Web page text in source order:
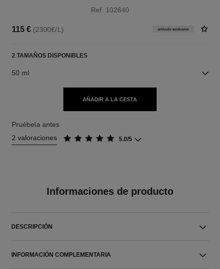
Ref. 102640
115 € (2300€/L) artículo exclusivo
2 TAMAÑOS DISPONIBLES
50 ml
AÑADIR A LA CESTA
Pruébela antes
2 valoraciones
5.0/5
Informaciones de producto
DESCRIPCIÓN
INFORMACIÓN COMPLEMENTARIA